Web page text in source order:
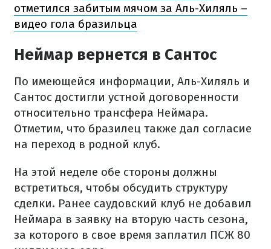
отметился забитым мячом за Аль-Хиляль –
видео гола бразильца
Неймар вернется в Сантос
По имеющейся информации, Аль-Хиляль и
Сантос достигли устной договоренности
относительно трансфера Неймара.
Отметим, что бразилец также дал согласие
на переход в родной клуб.
На этой неделе обе стороны должны
встретиться, чтобы обсудить структуру
сделки. Ранее саудовский клуб не добавил
Неймара в заявку на вторую часть сезона,
за которого в свое время заплатил ПСЖ 80